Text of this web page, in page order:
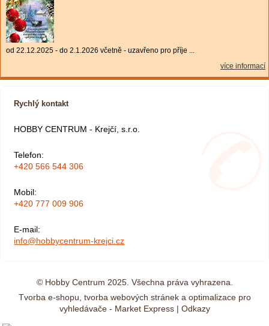
od 22.12.2025 - do 2.1.2026 včetně - uzavřeno pro příje ...
více informací
Rychlý kontakt
HOBBY CENTRUM - Krejčí, s.r.o.
Telefon:
+420 566 544 306
Mobil:
+420 777 009 906
E-mail:
info@hobbycentrum-krejci.cz
© Hobby Centrum 2025. Všechna práva vyhrazena.
Tvorba e-shopu tvorba webových stráneka optimalizace pro
vyhledávače- Market Express | Odkazy